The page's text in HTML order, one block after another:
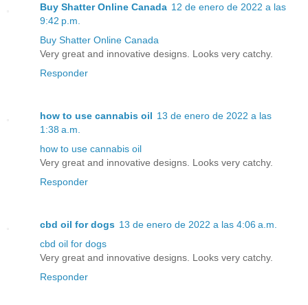
Buy Shatter Online Canada 12 de enero de 2022 a las
9:42 p.m.
Buy Shatter Online Canada
Very great and innovative designs. Looks very catchy.
Responder
how to use cannabis oil 13 de enero de 2022 a las
1:38 a.m.
how to use cannabis oil
Very great and innovative designs. Looks very catchy.
Responder
cbd oil for dogs 13 de enero de 2022 a las 4:06 a.m.
cbd oil for dogs
Very great and innovative designs. Looks very catchy.
Responder